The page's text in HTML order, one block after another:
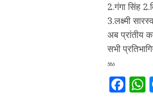
2.गंगा सिंह
3.लक्ष्मी
अब प्रांतीय
सभी
586